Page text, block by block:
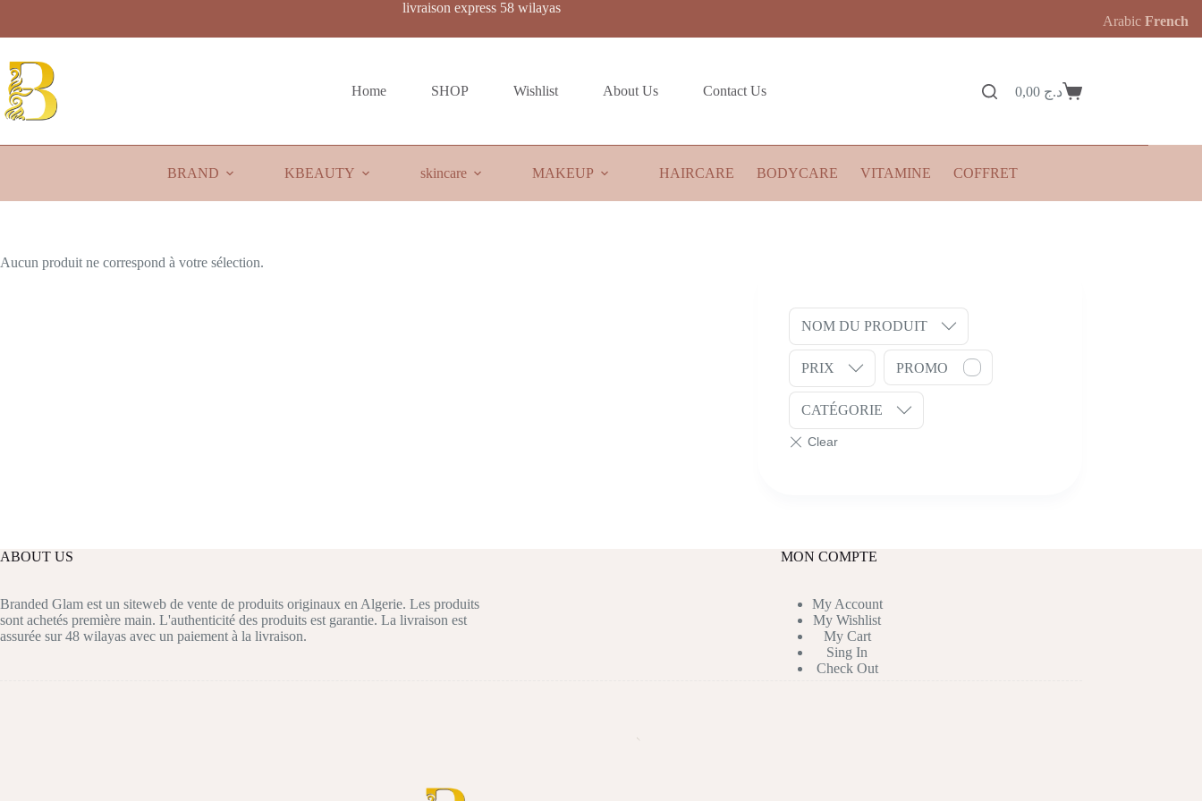
contenu
livraison express 58 wilayas
Home SHOP Wishlist About Us Contact Us
Panierد.ج 0,00
BRAND KBEAUTY skincare MAKEUP HAIRCARE BODYCARE VITAMINE COFFRET
Aucun produit ne correspond à votre sélection.
NOM DU PRODUIT
PRIX PROMO
CATÉGORIE
ABOUT US
Branded Glam est un siteweb de vente de produits originaux en Algerie. Les produits
sont achetés première main. L'authenticité des produits est garantie. La livraison est
assurée sur 48 wilayas avec un paiement à la livraison.
MON COMPTE
My Account
My Wishlist
My Cart
Sing In
Check Out
Arabic French